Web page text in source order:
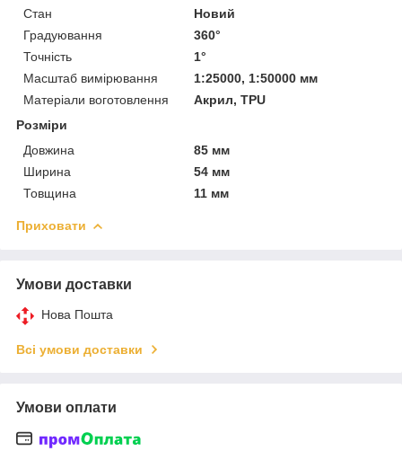
Стан
Новий
Градуювання
360°
Точність
1°
Масштаб вимірювання
1:25000, 1:50000 мм
Матеріали воготовлення
Акрил, TPU
Розміри
Довжина
85 мм
Ширина
54 мм
Товщина
11 мм
Приховати
Умови доставки
Нова Пошта
Всі умови доставки
Умови оплати